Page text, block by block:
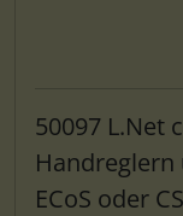
50097 L.Net
ECoS oder